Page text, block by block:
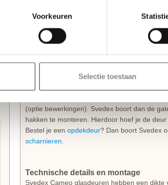
Voorkeuren
Selectie toestaan
extreemsterk en krasbestendig
, wat
te zijn voor verkleuring; de lak is kleurvast
kwaliteit dat je standaard 10 jaar garantie op
Direct klaar voor montage
Deze deur wordt geleverd exclusief
die je wenst, waarna
(optie bewerkingen). Svedex boort dan de
hakken te monteren. Hierdoor hoef je de
Bestel je een opdekdeur? Dan boort Svedex
scharnieren
Technische details en montage
Svedex Cameo glasdeuren hebben een